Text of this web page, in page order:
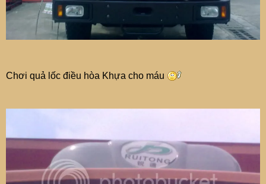
Chơi quả lốc điều hòa Khựa cho máu